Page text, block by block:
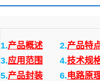
1.产品概述 2.产品特
3.应用范围 4.技术规
5.产品封装 6.电路原